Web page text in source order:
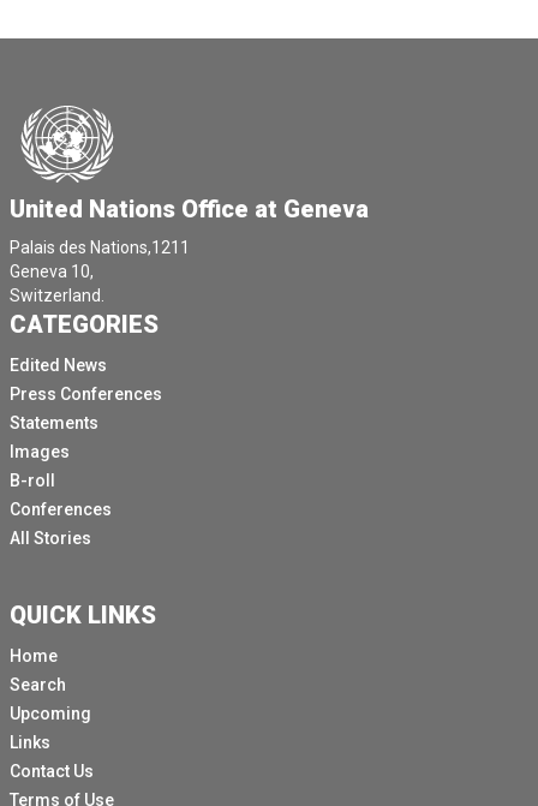
United Nations Office at Geneva
Palais des Nations,1211
Geneva 10,
Switzerland.
CATEGORIES
Edited News
Press Conferences
Statements
Images
B-roll
Conferences
All Stories
QUICK LINKS
Home
Search
Upcoming
Links
Contact Us
Terms of Use